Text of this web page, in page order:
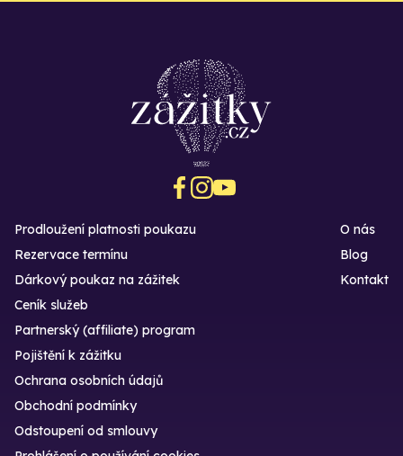
Prodloužení platnosti poukazu
Rezervace termínu
Dárkový poukaz na zážitek
O nás
Blog
Kontakt
Ceník služeb
Partnerský (affiliate) program
Pojištění k zážitku
Ochrana osobních údajů
Obchodní podmínky
Odstoupení od smlouvy